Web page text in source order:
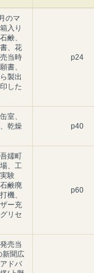
のマ
入り
鹸、
、花
当時
書、
製出
した
p24
室、
乾燥
p40
嬬町
、工
験
鹸廃
機、
ー充
リセ
p60
売当
新聞広
ドバ